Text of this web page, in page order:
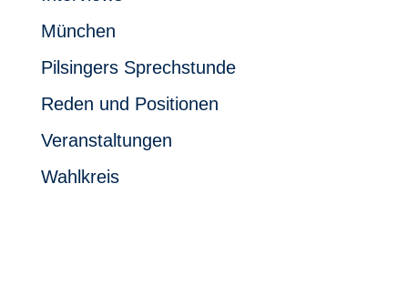
München
Pilsingers Sprechstunde
Reden und Positionen
Veranstaltungen
Wahlkreis